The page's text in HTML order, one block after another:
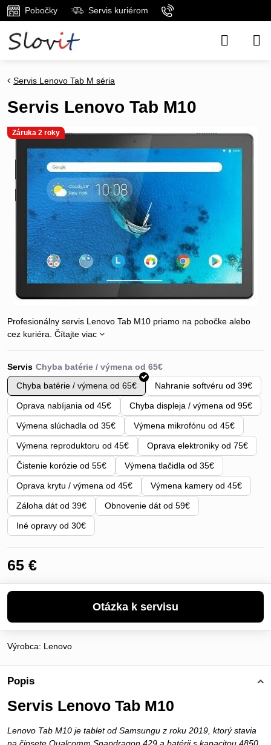
Pobočky Servis kuriérom
Záruka 2 roky
Servis Lenovo Tab M séria
Servis Lenovo Tab M10
Profesionálny servis Lenovo Tab M10 priamo na pobočke alebo
cez kuriéra. Čítajte viac
Servis
Chyba batérie / výmena od 65€
Nahranie softvéru od 39€
Oprava nabíjania od 45€ Chyba displeja / výmena od 95€
Výmena slúchadla od 35€ Výmena mikrofónu od 45€
Výmena reproduktoru od 45€ Oprava elektroniky od 75€
Čistenie korózie od 55€ Výmena tlačidla od 35€
Oprava krytu / výmena od 45€ Výmena kamery od 45€
Záloha dát od 39€ Obnovenie dát od 59€
Iné opravy od 30€
65 €
Výrobca: Lenovo
Popis
Servis Lenovo Tab M10
Lenovo Tab M10 je tablet od Samsungu z roku 2019, ktorý stavia